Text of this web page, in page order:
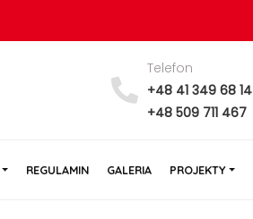
Telefon
+48 41 349 68 14
+48 509 711 467
REGULAMIN GALERIA PROJEKTY